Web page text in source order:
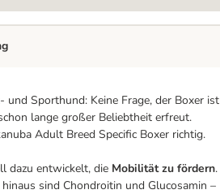
und Sporthund: Keine Frage, der Boxer ist
lange großer Beliebtheit erfreut.
Adult Breed Specific Boxer richtig.
dazu entwickelt, die Mobilität zu fördern.
sind Chondroitin und Glucosamin –